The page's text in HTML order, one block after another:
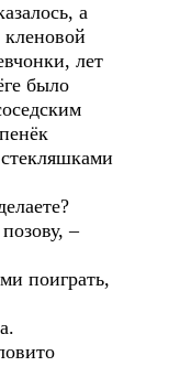
а
лет
было
–
поиграть,